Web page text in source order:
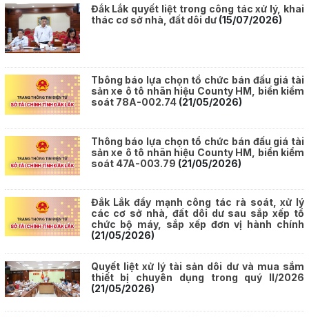
Đắk Lắk quyết liệt trong công tác xử lý, khai
thác cơ sở nhà, đất dôi dư (15/07/2026)
Tbông báo lựa chọn tổ chức bán đấu giá tài
sản xe ô tô nhãn hiệu County HM, biển kiểm
soát 78A-002.74 (21/05/2026)
Thông báo lựa chọn tổ chức bán đấu giá tài
sản xe ô tô nhãn hiệu County HM, biển kiểm
soát 47A-003.79 (21/05/2026)
Đắk Lắk đẩy mạnh công tác rà soát, xử lý
các cơ sở nhà, đất dôi dư sau sắp xếp tổ
chức bộ máy, sắp xếp đơn vị hành chính
(21/05/2026)
Quyết liệt xử lý tài sản dôi dư và mua sắm
thiết bị chuyên dụng trong quý II/2026
(21/05/2026)